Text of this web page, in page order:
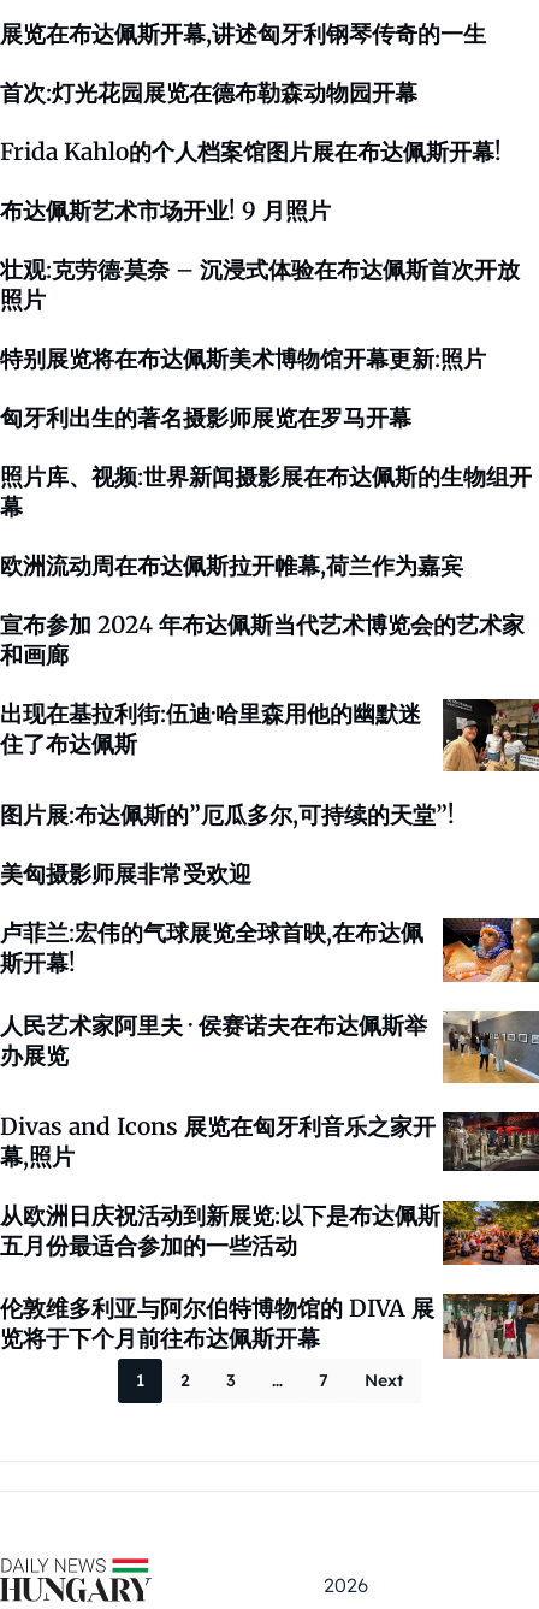
展览在布达佩斯开幕,讲述匈牙利钢琴传奇的一生
首次:灯光花园展览在德布勒森动物园开幕
Frida Kahlo的个人档案馆图片展在布达佩斯开幕!
布达佩斯艺术市场开业! 9 月照片
壮观:克劳德·莫奈 – 沉浸式体验在布达佩斯首次开放
照片
特别展览将在布达佩斯美术博物馆开幕更新:照片
匈牙利出生的著名摄影师展览在罗马开幕
照片库、视频:世界新闻摄影展在布达佩斯的生物组开
幕
欧洲流动周在布达佩斯拉开帷幕,荷兰作为嘉宾
宣布参加 2024 年布达佩斯当代艺术博览会的艺术家
和画廊
出现在基拉利街:伍迪·哈里森用他的幽默迷
住了布达佩斯
图片展:布达佩斯的”厄瓜多尔,可持续的天堂”!
美匈摄影师展非常受欢迎
卢菲兰:宏伟的气球展览全球首映,在布达佩
斯开幕!
人民艺术家阿里夫 · 侯赛诺夫在布达佩斯举
办展览
Divas and Icons 展览在匈牙利音乐之家开
幕,照片
从欧洲日庆祝活动到新展览:以下是布达佩斯
五月份最适合参加的一些活动
伦敦维多利亚与阿尔伯特博物馆的 DIVA 展
览将于下个月前往布达佩斯开幕
Posts
1 2 3 … 7 Next
2026